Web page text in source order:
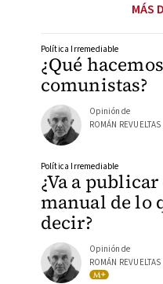
MÁS
¿Qué
comunistas?
Política Irremediable
Opinión de
ROMÁN REVUELTAS
¿Va a
manual de lo
decir?
Política Irremediable
Opinión de
ROMÁN REVUELTAS